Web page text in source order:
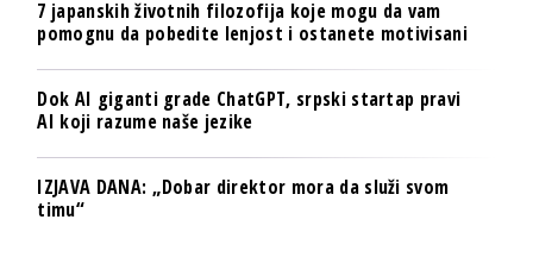
7 japanskih životnih filozofija koje mogu da vam
pomognu da pobedite lenjost i ostanete motivisani
Dok AI giganti grade ChatGPT, srpski startap pravi
AI koji razume naše jezike
IZJAVA DANA: „Dobar direktor mora da služi svom
timu“